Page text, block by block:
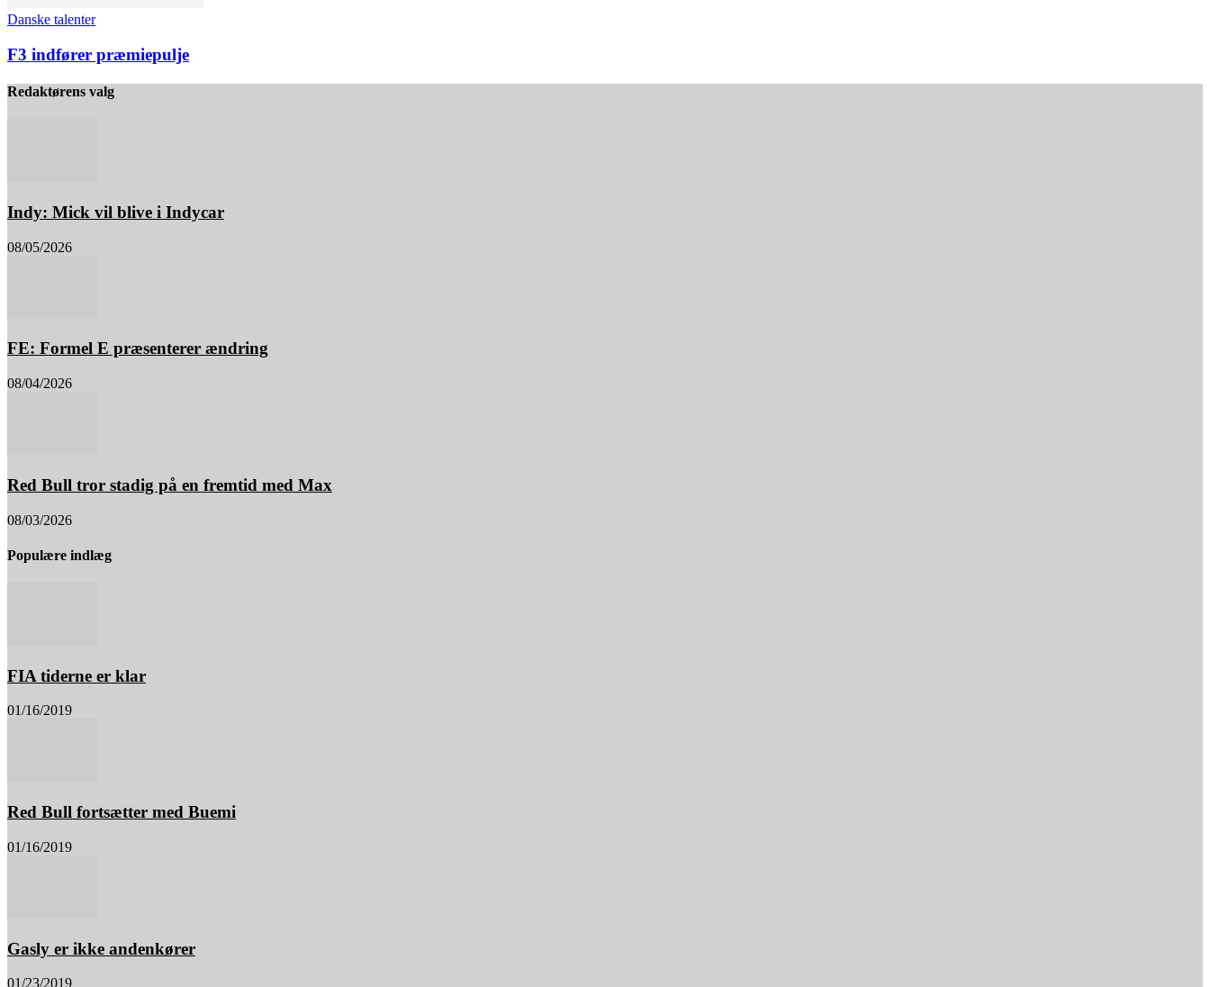
Danske talenter
F3 indfører præmiepulje
Redaktørens valg
Indy: Mick vil blive i Indycar
08/05/2026
FE: Formel E præsenterer ændring
08/04/2026
Red Bull tror stadig på en fremtid med Max
08/03/2026
Populære indlæg
FIA tiderne er klar
01/16/2019
Red Bull fortsætter med Buemi
01/16/2019
Gasly er ikke andenkører
01/23/2019